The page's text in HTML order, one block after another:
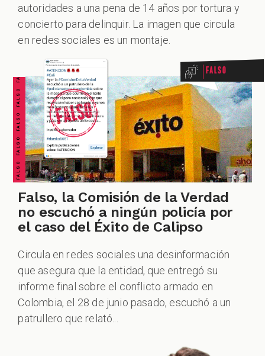
autoridades a una pena de 14 años por tortura y
concierto para delinquir. La imagen que circula
en redes sociales es un montaje.
FALSO FALSO FALSO FALSO FALSO FALSO FALSO Falso
Falso, la Comisión de la Verdad
no escuchó a ningún policía por
el caso del Éxito de Calipso
Circula en redes sociales una desinformación
que asegura que la entidad, que entregó su
informe final sobre el conflicto armado en
Colombia, el 28 de junio pasado, escuchó a un
patrullero que relató...